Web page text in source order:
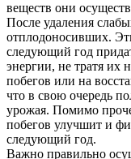
веществ они
После удаления
отплодоносивших.
следующий год
энергии, не тратя их
побегов или на
что в свою очередь
урожая. Помимо
побегов улучшит и
следующий год.
Важно правильно